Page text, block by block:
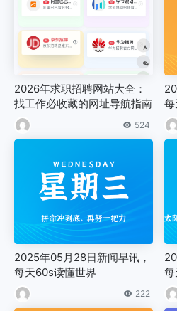
2026年求职招聘网站大全：
找工作必收藏的网址导航指南
524
2025年05月28日新闻早讯，
每天60s读懂世界
222